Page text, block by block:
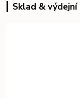
Sklad &